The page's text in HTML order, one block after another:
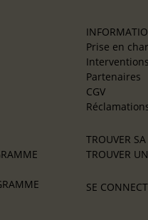
Prise en
Partenaires
CGV
TROUVER
TROUVER
SE